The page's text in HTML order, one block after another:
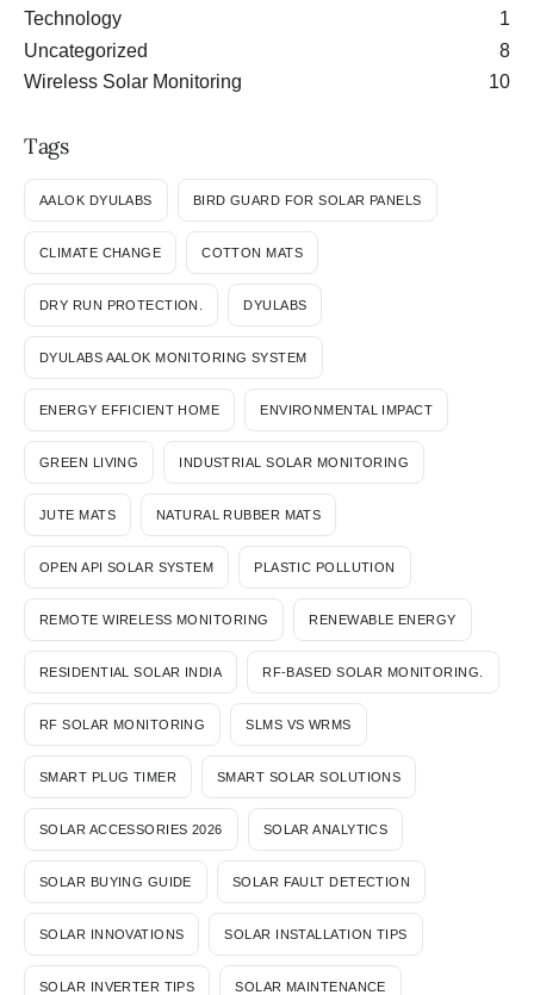
Technology
1
Uncategorized
8
Wireless Solar Monitoring
10
Tags
AALOK DYULABS BIRD GUARD FOR SOLAR PANELS
CLIMATE CHANGE COTTON MATS
DRY RUN PROTECTION. DYULABS
DYULABS AALOK MONITORING SYSTEM
ENERGY EFFICIENT HOME ENVIRONMENTAL IMPACT
GREEN LIVING INDUSTRIAL SOLAR MONITORING
JUTE MATS NATURAL RUBBER MATS
OPEN API SOLAR SYSTEM PLASTIC POLLUTION
REMOTE WIRELESS MONITORING RENEWABLE ENERGY
RESIDENTIAL SOLAR INDIA RF-BASED SOLAR MONITORING.
RF SOLAR MONITORING SLMS VS WRMS
SMART PLUG TIMER SMART SOLAR SOLUTIONS
SOLAR ACCESSORIES 2026 SOLAR ANALYTICS
SOLAR BUYING GUIDE SOLAR FAULT DETECTION
SOLAR INNOVATIONS SOLAR INSTALLATION TIPS
SOLAR INVERTER TIPS SOLAR MAINTENANCE